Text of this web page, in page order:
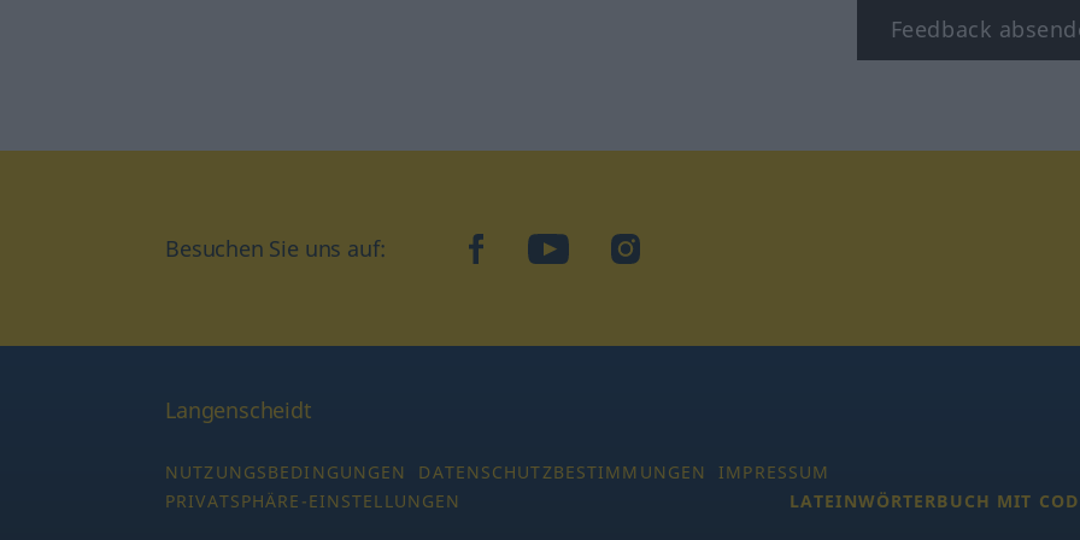
Feedback
Besuchen Sie uns auf: facebookYouTubeInstagram
Langenscheidt
NUTZUNGSBEDINGUNGEN DATENSCHUTZBESTIMMUNGEN
IMPRESSUM
PRIVATSPHÄRE-EINSTELLUNGEN
LATEINWÖRTERBUCH MIT